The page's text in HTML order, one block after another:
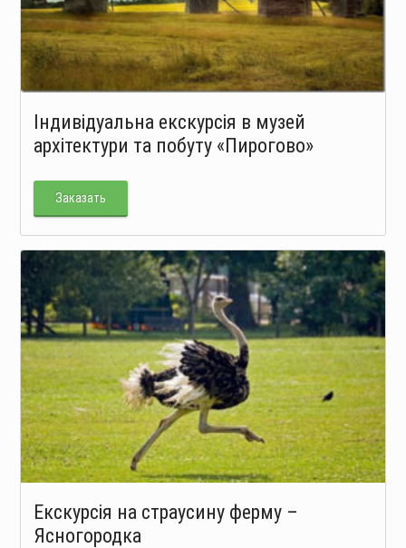
Індивідуальна екскурсія в музей
архітектури та побуту «Пирогово»
Заказать
Екскурсія на страусину ферму –
Ясногородка